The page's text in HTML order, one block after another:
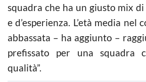
squadra che ha un giusto mix
e d’esperienza. L’età media nel
abbassata – ha aggiunto –
prefissato per una squadra
qualità”.